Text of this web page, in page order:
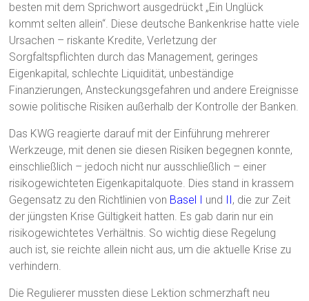
besten mit dem Sprichwort ausgedrückt „Ein Unglück
kommt selten allein“. Diese deutsche Bankenkrise hatte viele
Ursachen – riskante Kredite, Verletzung der
Sorgfaltspflichten durch das Management, geringes
Eigenkapital, schlechte Liquidität, unbeständige
Finanzierungen, Ansteckungsgefahren und andere Ereignisse
sowie politische Risiken außerhalb der Kontrolle der Banken.
Das KWG reagierte darauf mit der Einführung mehrerer
Werkzeuge, mit denen sie diesen Risiken begegnen konnte,
einschließlich – jedoch nicht nur ausschließlich – einer
risikogewichteten Eigenkapitalquote. Dies stand in krassem
Gegensatz zu den Richtlinien von Basel I und
, die zur Zeit
der jüngsten Krise Gültigkeit hatten. Es gab darin nur ein
risikogewichtetes Verhältnis. So wichtig diese Regelung
auch ist, sie reichte allein nicht aus, um die aktuelle Krise zu
verhindern.
Die Regulierer mussten diese Lektion schmerzhaft neu